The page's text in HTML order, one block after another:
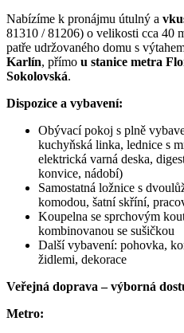
Nabízíme k pronájmu útulný a
81310 / 81206) o velikosti cca 40
patře udržovaného domu s
Karlín, přímo u stanice metra
Sokolovská.
Dispozice a vybavení:
Obývací pokoj s plně
kuchyňská linka, lednice s
elektrická varná deska,
konvice, nádobí)
Samostatná ložnice s
komodou, šatní skříní,
Koupelna se sprchovým
kombinovanou se sušičkou
Další vybavení: pohovka,
židlemi, dekorace
Veřejná doprava – výborná
Metro: